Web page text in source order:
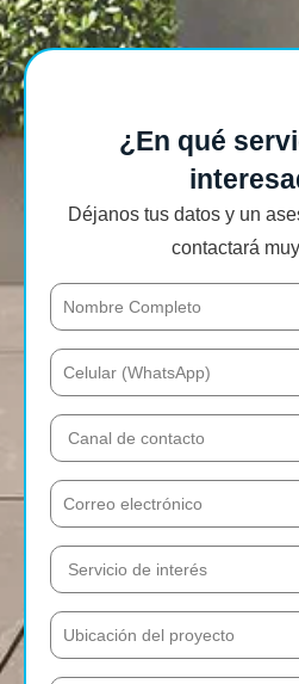
¿En qué
Déjanos tus datos y un
contactará